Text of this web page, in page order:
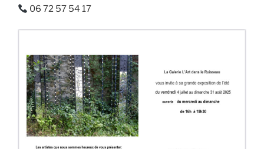
06 72 57 54 17